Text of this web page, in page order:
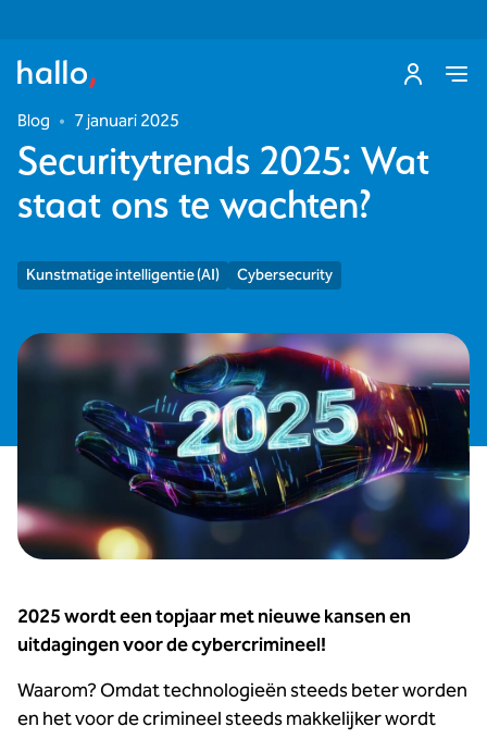
Blog • 7 januari 2025
Securitytrends 2025: Wat
staat ons te wachten?
Kunstmatige intelligentie (AI) Cybersecurity
2025 wordt een topjaar met nieuwe kansen en
uitdagingen voor de cybercrimineel!
Waarom? Omdat technologieën steeds beter worden
en het voor de crimineel steeds makkelijker wordt